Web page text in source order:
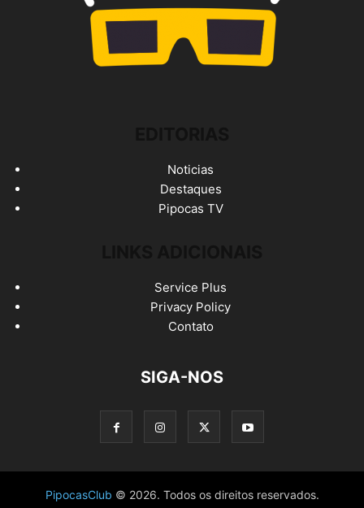
Noticias
Destaques
Pipocas TV
Service Plus
Privacy Policy
Contato
SIGA-NOS
PipocasClub © 2026. Todos os direitos reservados.